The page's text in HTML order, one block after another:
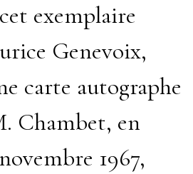
exemplaire
Genevoix,
carte autographe
Chambet, en
1967,